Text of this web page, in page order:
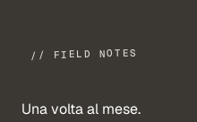
// FIELD NOTES
Una volta al mese.